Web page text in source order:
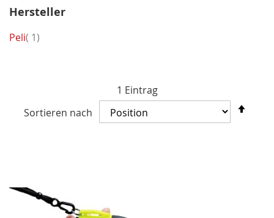
1 Eintrag
Sortieren nach
Hersteller
Peli 1Artikel